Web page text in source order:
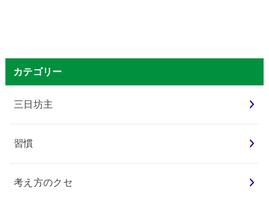
カテゴリー
三日坊主
習慣
考え方のクセ